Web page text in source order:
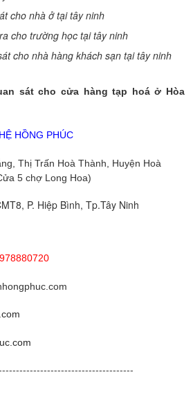
cho nhà ở tại tây ninh
cho trường học tại tây ninh
cho nhà hàng khách sạn tại tây ninh
sát cho cửa hàng tạp hoá ở Hòa
HỒNG PHÚC
Thị Trấn Hoà Thành, Huyện Hoà
5 chợ Long Hoa)
P. Hiệp Bình, Tp.Tây Ninh